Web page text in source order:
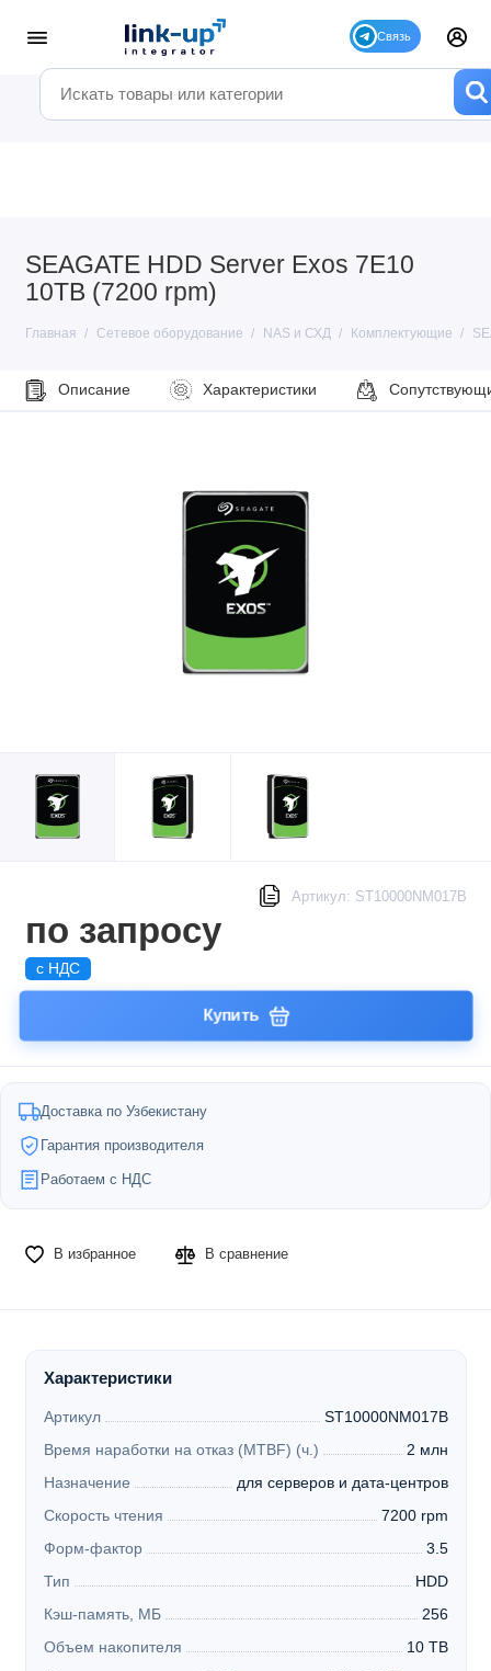
SEAGATE HDD Server Exos 7E10
10TB (7200 rpm)
Главная Сетевое оборудование NAS и СХД Комплектующие
Описание Характеристики
Артикул: ST10000NM017B
по запросу
с НДС
Купить
Доставка по Узбекистану
Гарантия производителя
Работаем с НДС
В избранное В сравнение
Характеристики
Артикул
ST10000NM017B
Время наработки на отказ (MTBF) (ч.)
2 млн
Назначение
для серверов и дата-центров
Скорость чтения
7200 rpm
Форм-фактор
3.5
Тип
HDD
Кэш-память, МБ
256
Объем накопителя
10 TB